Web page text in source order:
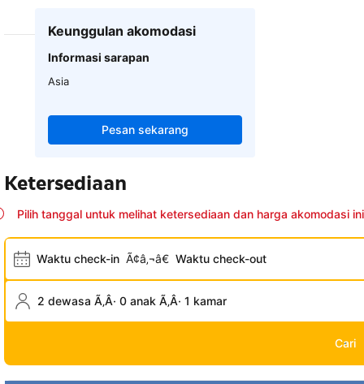
Keunggulan akomodasi
Informasi sarapan
Asia
Pesan sekarang
Ketersediaan
Pilih tanggal untuk melihat ketersediaan dan harga akomodasi ini
Waktu check-in Ã¢â‚¬â€ Waktu check-out
2 dewasa Ã‚Â· 0 anak Ã‚Â· 1 kamar
Cari